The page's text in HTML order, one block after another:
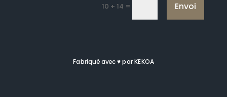
10 + 14 = Envoi
Fabriqué avec♥parKEKOA